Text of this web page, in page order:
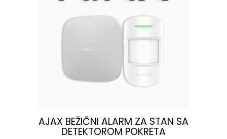
AJAX BEŽIČNI ALARM ZA STAN SA
DETEKTOROM POKRETA